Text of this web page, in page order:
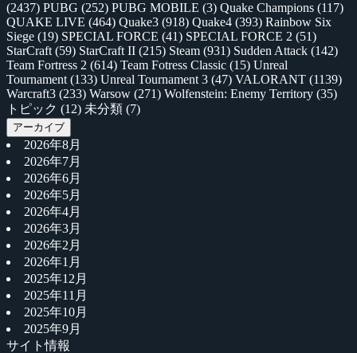
(2437) PUBG (252) PUBG MOBILE (3) Quake Champions (117)
QUAKE LIVE (464) Quake3 (918) Quake4 (393) Rainbow Six
Siege (19) SPECIAL FORCE (41) SPECIAL FORCE 2 (51)
StarCraft (59) StarCraft II (215) Steam (931) Sudden Attack (142)
Team Fortress 2 (614) Team Fotress Classic (15) Unreal
Tournament (133) Unreal Tournament 3 (47) VALORANT (1139)
Warcraft3 (233) Warsow (271) Wolfenstein: Enemy Territory (35)
トピック (12) 未分類 (7)
アーカイブ
2026年8月
2026年7月
2026年6月
2026年5月
2026年4月
2026年3月
2026年2月
2026年1月
2025年12月
2025年11月
2025年10月
2025年9月
サイト情報